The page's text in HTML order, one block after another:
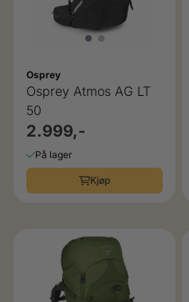
Osprey
Osprey Atmos AG LT
50
2.999,-
På lager
Kjøp